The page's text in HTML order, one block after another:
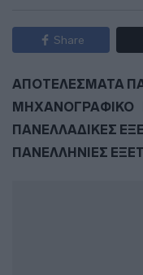
Share
ΑΠΟΤΕΛΕΣΜΑΤΑ
ΜΗΧΑΝΟΓΡΑΦΙΚΟ
ΠΑΝΕΛΛΑΔΙΚΕΣ
ΠΑΝΕΛΛΗΝΙΕΣ